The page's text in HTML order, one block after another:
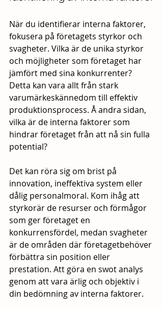
När du identifierar interna faktorer,
fokusera på företagets styrkor och
svagheter. Vilka är de unika styrkor
och möjligheter som företaget har
jämfört med sina konkurrenter?
Detta kan vara allt från stark
varumärkeskännedom till effektiv
produktionsprocess. Å andra sidan,
vilka är de interna faktorer som
hindrar företaget från att nå sin fulla
potential?
Det kan röra sig om brist på
innovation, ineffektiva system eller
dålig personalmoral. Kom ihåg att
styrkorär de resurser och förmågor
som ger företaget en
konkurrensfördel, medan svagheter
är de områden där företagetbehöver
förbättra sin position eller
prestation. Att göra en swot analys
genom att vara ärlig och objektiv i
din bedömning av interna faktorer.